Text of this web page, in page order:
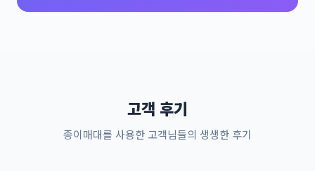
고객 후기
종이매대를 사용한 고객님들의 생생한 후기